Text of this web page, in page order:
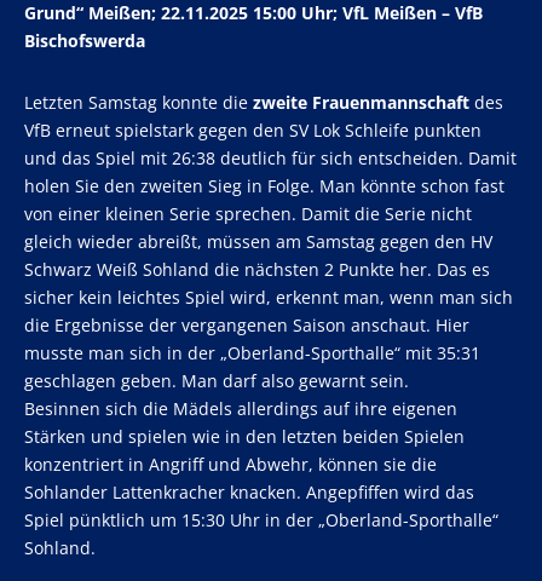
Grund“ Meißen; 22.11.2025 15:00 Uhr; VfL Meißen – VfB
Bischofswerda
Letzten Samstag konnte die zweite Frauenmannschaft des
VfB erneut spielstark gegen den SV Lok Schleife punkten
und das Spiel mit 26:38 deutlich für sich entscheiden. Damit
holen Sie den zweiten Sieg in Folge. Man könnte schon fast
von einer kleinen Serie sprechen. Damit die Serie nicht
gleich wieder abreißt, müssen am Samstag gegen den HV
Schwarz Weiß Sohland die nächsten 2 Punkte her. Das es
sicher kein leichtes Spiel wird, erkennt man, wenn man sich
die Ergebnisse der vergangenen Saison anschaut. Hier
musste man sich in der „Oberland-Sporthalle“ mit 35:31
geschlagen geben. Man darf also gewarnt sein.
Besinnen sich die Mädels allerdings auf ihre eigenen
Stärken und spielen wie in den letzten beiden Spielen
konzentriert in Angriff und Abwehr, können sie die
Sohlander Lattenkracher knacken. Angepfiffen wird das
Spiel pünktlich um 15:30 Uhr in der „Oberland-Sporthalle“
Sohland.